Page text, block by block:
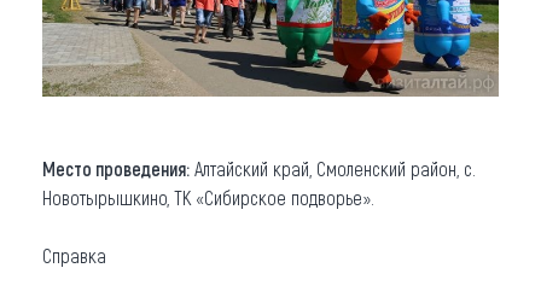
Место проведения: Алтайский край, Смоленский район, с.
Новотырышкино, ТК «Сибирское подворье».
Справка